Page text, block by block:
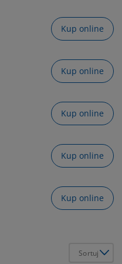
Kup online
Kup online
Kup online
Kup online
Kup online
Sortuj